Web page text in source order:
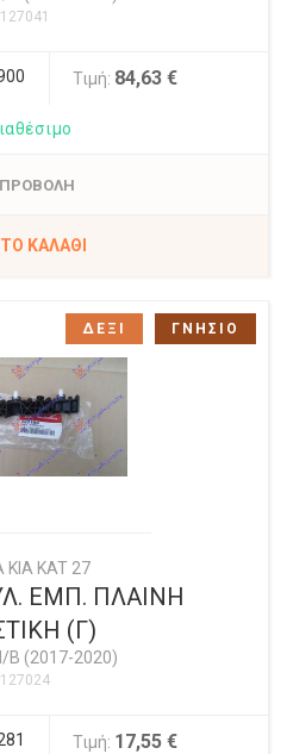
Τιμή: 84,63 €
ΠΡΟΒΟΛΗ
ΚΑΛΆΘΙ
KIA KAT 27
ΕΜΠ. ΠΛΑΙΝΗ
(Γ)
Β (2017-2020)
Τιμή: 17,55 €
ΔΕΞΙ ΓΝΗΣΙΟ